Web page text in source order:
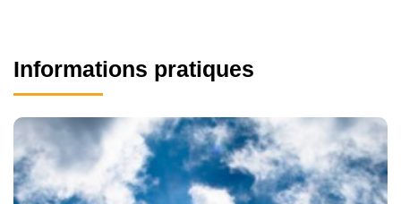
Informations pratiques